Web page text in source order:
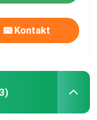
Kontakt